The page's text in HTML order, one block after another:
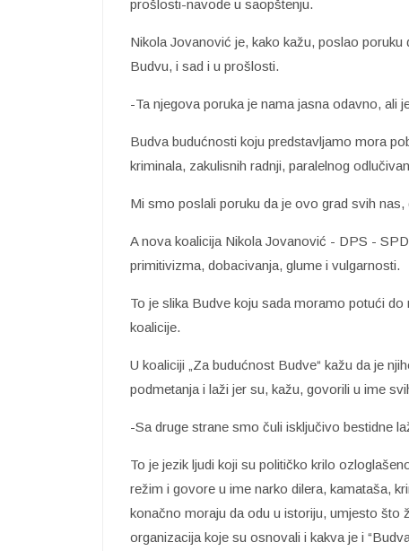
prošlosti-navode u saopštenju.
Nikola Jovanović je, kako kažu, poslao
Budvu, i sad i u prošlosti.
-Ta njegova poruka je nama jasna odavno, ali
Budva budućnosti koju predstavljamo mora
kriminala, zakulisnih radnji, paralelnog
Mi smo poslali poruku da je ovo grad svih
A nova koalicija Nikola Jovanović - DPS -
primitivizma, dobacivanja, glume i vulgarnosti.
To je slika Budve koju sada moramo potući
koalicije.
U koaliciji „Za budućnost Budve“ kažu da je
podmetanja i laži jer su, kažu, govorili u ime
-Sa druge strane smo čuli isključivo bestidne
To je jezik ljudi koji su političko krilo
režim i govore u ime narko dilera, kamataša,
konačno moraju da odu u istoriju, umjesto što
organizacija koje su osnovali i kakva je i